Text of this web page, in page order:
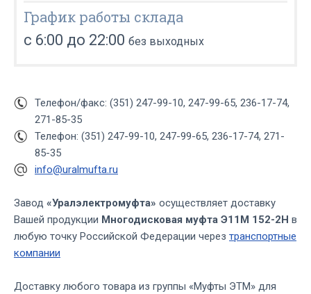
График работы склада
с 6:00 до 22:00 без выходных
Телефон/факс: (351) 247-99-10, 247-99-65, 236-17-74,
271-85-35
Телефон: (351) 247-99-10, 247-99-65, 236-17-74, 271-
85-35
info@uralmufta.ru
Завод «Уралэлектромуфта» осуществляет доставку
Вашей продукции Многодисковая муфта Э11М 152-2Н в
любую точку Российской Федерации через транспортные
компании
Доставку любого товара из группы «Муфты ЭТМ» для